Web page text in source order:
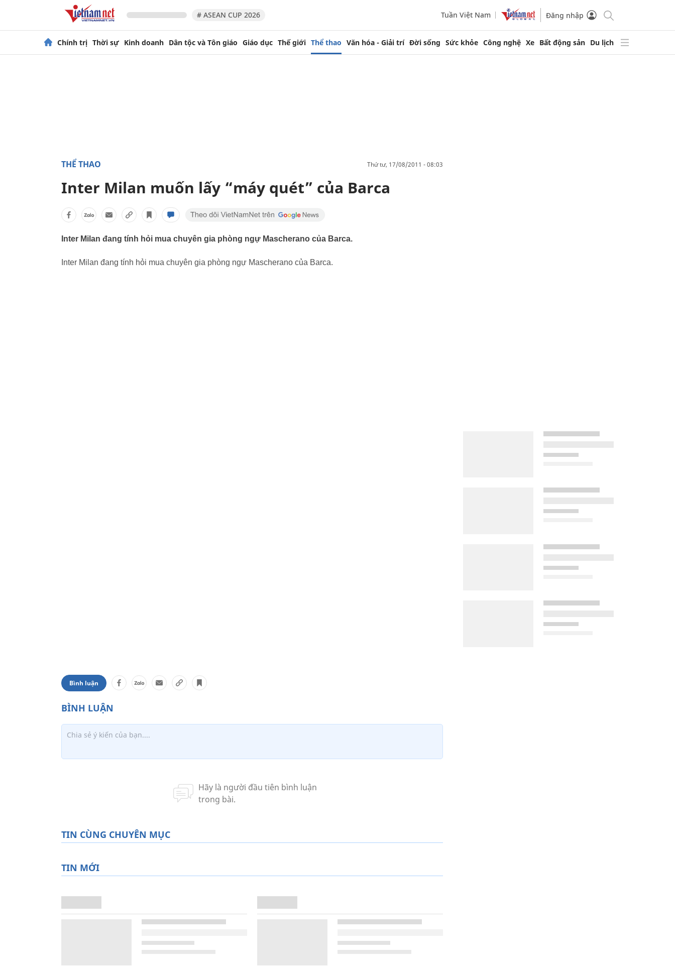
# ASEAN CUP 2026 Tuần Việt Nam Đăng nhập
Chính trị Thời sự Kinh doanh Dân tộc và Tôn giáo Giáo dục Thế giới Thể thao Văn hóa - Giải trí Đời sống Sức khỏe Công nghệ Xe Bất động sản Du lịch
THỂ THAO thứ tư, 17/08/2011 - 08:03
Inter Milan muốn lấy “máy quét” của Barca
Inter Milan đang tính hỏi mua chuyên gia phòng ngự Mascherano của Barca.
Inter Milan đang tính hỏi mua chuyên gia phòng ngự Mascherano của Barca.
Bình luận
TIN CÙNG CHUYÊN MỤC
TIN MỚI